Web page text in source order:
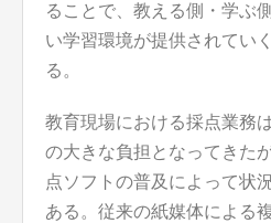
ることで、教える側・学ぶ
い学習環境が提供されてい
る。
教育現場における採点業務
の大きな負担となってきた
点ソフトの普及によって状
ある。従来の紙媒体による